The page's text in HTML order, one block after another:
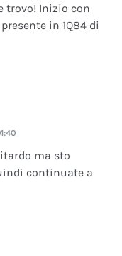
Inizio con
in 1Q84 di
ma sto
continuate a